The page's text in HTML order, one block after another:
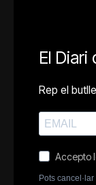
El Diari
Rep el
Accepto
Pots